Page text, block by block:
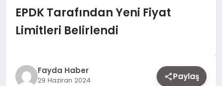
TEKNOLOJI
EKONOMI
EPDK Tarafından Yeni Fiyat
Limitleri Belirlendi
Fayda Haber
29 Haziran 2024 Paylaş